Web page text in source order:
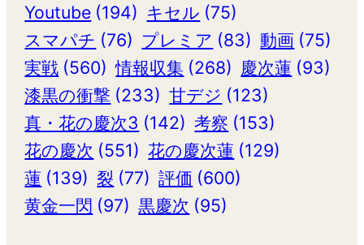
Youtube (194) キセル (75)
スマパチ (76) プレミア (83) 動画 (75)
実戦 (560) 情報収集 (268) 慶次蓮 (93)
漆黒の衝撃 (233) 甘デジ (123)
真・花の慶次3 (142) 考察 (153)
花の慶次 (551) 花の慶次蓮 (129)
蓮 (139) 裂 (77) 評価 (600)
黄金一閃 (97) 黒慶次 (95)